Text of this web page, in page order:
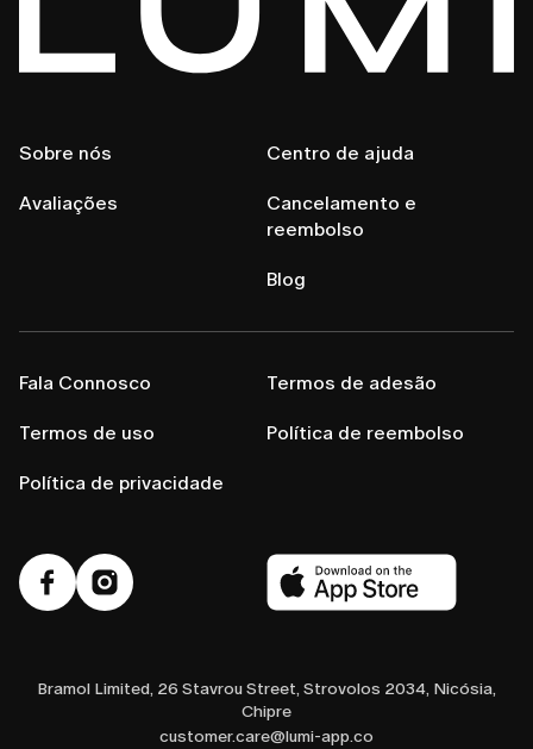
Sobre nós
Avaliações
Centro de ajuda
Cancelamento e
reembolso
Blog
Fala Connosco
Termos de uso
Política de privacidade
Termos de adesão
Política de reembolso
Bramol Limited, 26 Stavrou Street, Strovolos 2034, Nicósia,
Chipre
customer.care@lumi-app.co